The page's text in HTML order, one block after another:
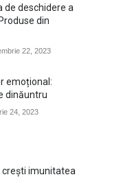
de deschidere a
din
22, 2023
emoțional:
dinăuntru
24, 2023
crești imunitatea